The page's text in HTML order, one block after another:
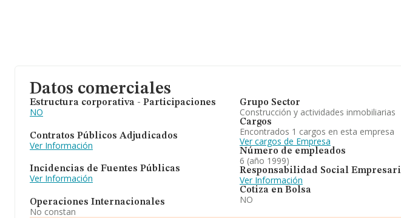
Datos comerciales
Estructura corporativa - Participaciones
NO
Contratos Públicos Adjudicados
Ver Información
Incidencias de Fuentes Públicas
Ver Información
Operaciones Internacionales
No constan
Grupo Sector
Construcción y actividades inmobiliarias
Cargos
Encontrados 1 cargos en esta empresa
Ver cargos de Empresa
Número de empleados
6 (año 1999)
Responsabilidad Social
Ver Información
Cotiza en Bolsa
NO